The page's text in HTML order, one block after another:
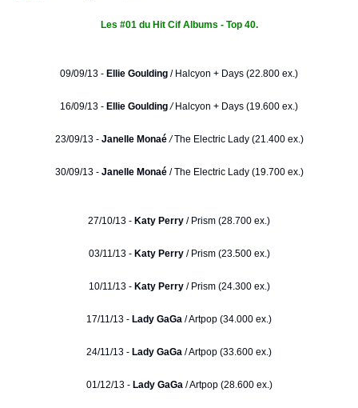
Les #01 du Hit Cif Albums - Top 40.
09/09/13 - Ellie Goulding / Halcyon + Days (22.800 ex.)
16/09/13 - Ellie Goulding /Halcyon + Days (19.600 ex.)
23/09/13 - Janelle Monaé /The Electric Lady (21.400 ex.)
30/09/13 - Janelle Monaé/ The Electric Lady (19.700 ex.)
27/10/13 - Katy Perry / Prism (28.700 ex.)
03/11/13 - Katy Perry/ Prism (23.500 ex.)
10/11/13 - Katy Perry/ Prism (24.300 ex.)
17/11/13 - Lady GaGa / Artpop (34.000 ex.)
24/11/13 - Lady GaGa / Artpop (33.600 ex.)
01/12/13 - Lady GaGa/ Artpop (28.600 ex.)